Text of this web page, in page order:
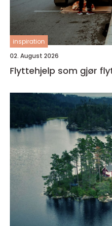
inspiration
02. August 2026
Flyttehjelp som gjør